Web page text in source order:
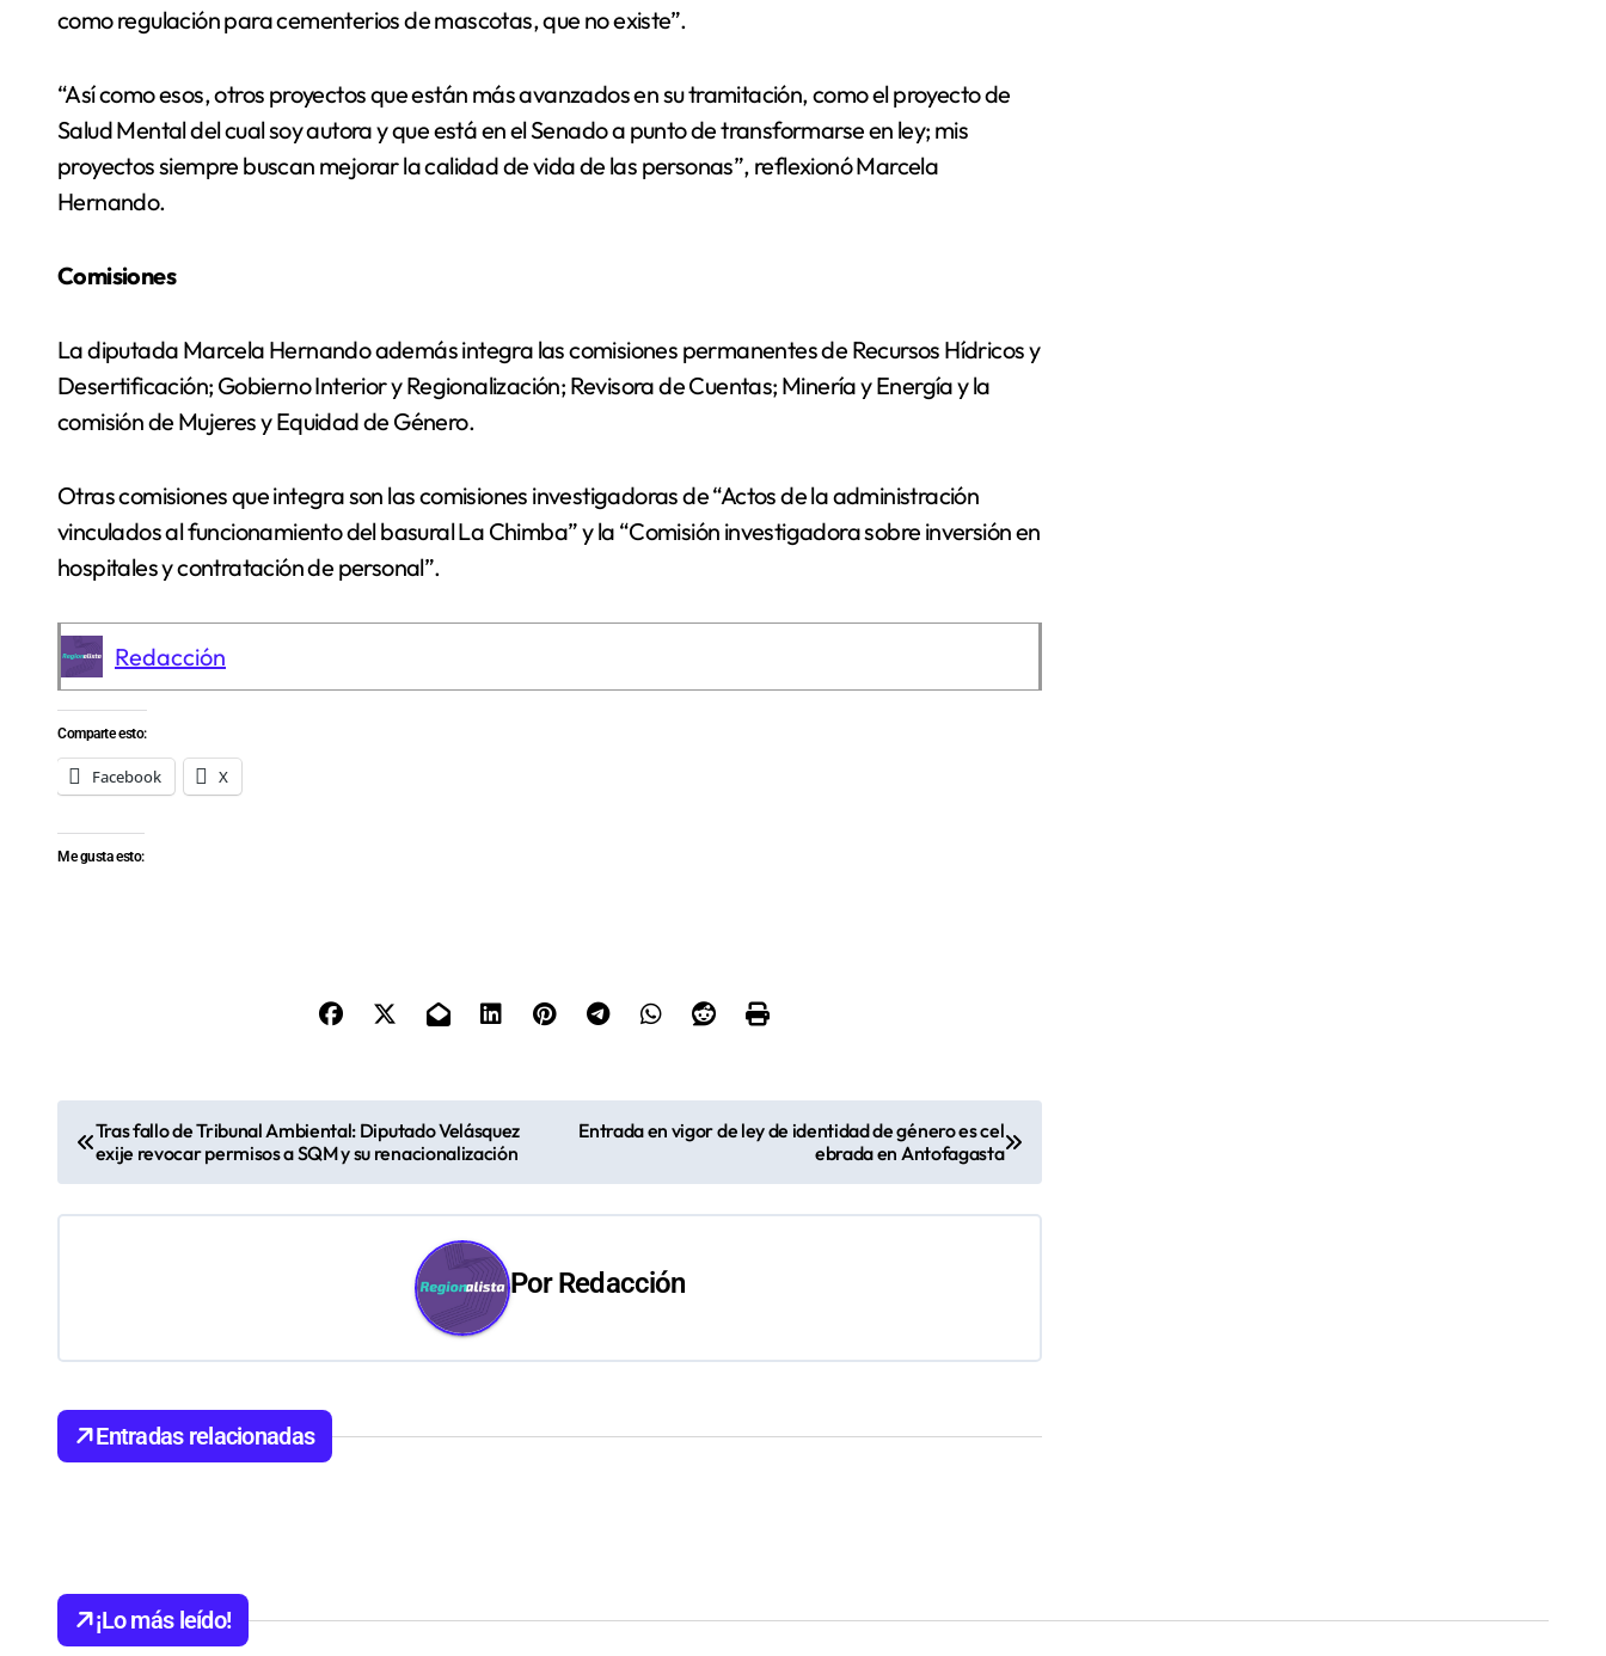
como regulación para cementerios de mascotas, que no existe”.
“Así como esos, otros proyectos que están más avanzados en su tramitación, como el proyecto de
Salud Mental del cual soy autora y que está en el Senado a punto de transformarse en ley; mis
proyectos siempre buscan mejorar la calidad de vida de las personas”, reflexionó Marcela
Hernando.
Comisiones
La diputada Marcela Hernando además integra las comisiones permanentes de Recursos Hídricos y
Desertificación; Gobierno Interior y Regionalización; Revisora de Cuentas; Minería y Energía y la
comisión de Mujeres y Equidad de Género.
Otras comisiones que integra son las comisiones investigadoras de “Actos de la administración
vinculados al funcionamiento del basural La Chimba” y la “Comisión investigadora sobre inversión en
hospitales y contratación de personal”.
Redacción
Comparte esto:
Facebook X
Me gusta esto:
a
v
a
c
i
d
Tras fallo de Tribunal Ambiental: Diputado Velásquez
exije revocar permisos a SQM y su renacionalización
Entrada en vigor de ley de identidad de género es cel
ebrada en Antofagasta
PorRedacción
Entradas relacionadas
¡Lo más leído!